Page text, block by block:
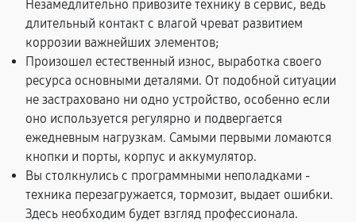
Незамедлительно привозите технику в сервис, ведь
длительный контакт с влагой чреват развитием
коррозии важнейших элементов;
Произошел естественный износ, выработка своего
ресурса основными деталями. От подобной ситуации
не застраховано ни одно устройство, особенно если
оно используется регулярно и подвергается
ежедневным нагрузкам. Самыми первыми ломаются
кнопки и порты, корпус и аккумулятор.
Вы столкнулись с программными неполадками -
техника перезагружается, тормозит, выдает ошибки.
Здесь необходим будет взгляд профессионала.